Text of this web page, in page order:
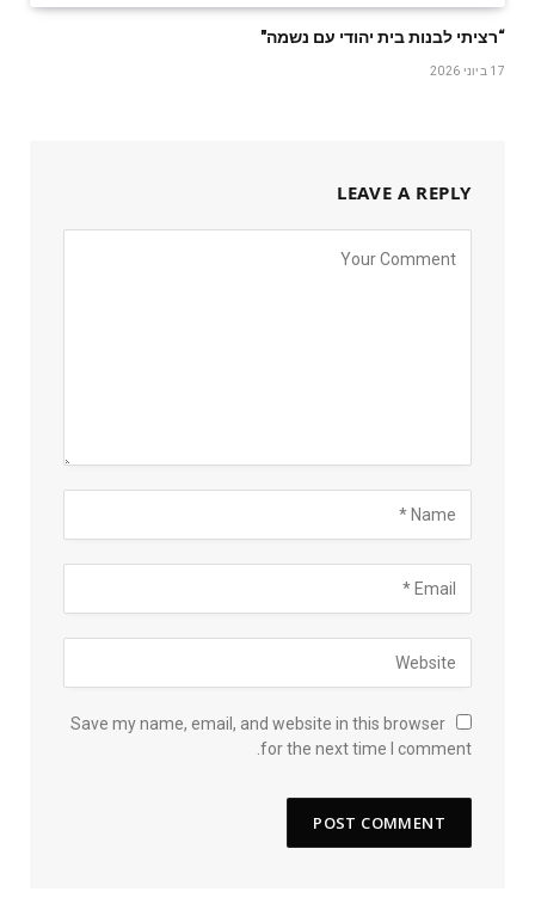
“רציתי לבנות בית יהודי עם נשמה"
17 ביוני 2026
LEAVE A REPLY
Save my name, email, and website in this browser
for the next time I comment.